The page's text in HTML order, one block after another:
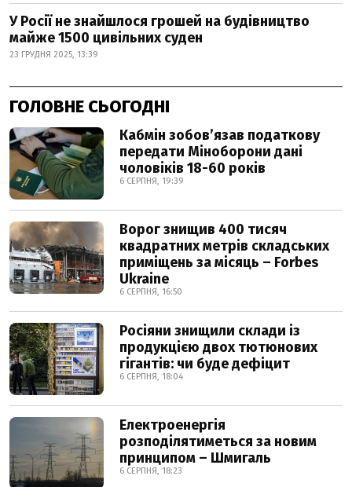
У Росії не знайшлося грошей на будівництво
майже 1500 цивільних суден
23 ГРУДНЯ 2025, 13:39
ГОЛОВНЕ СЬОГОДНІ
Кабмін зобовʼязав податкову
передати Міноборони дані
чоловіків 18-60 років
6 СЕРПНЯ, 19:39
Ворог знищив 400 тисяч
квадратних метрів складських
приміщень за місяць – Forbes
Ukraine
6 СЕРПНЯ, 16:50
Росіяни знищили склади із
продукцією двох тютюнових
гігантів: чи буде дефіцит
6 СЕРПНЯ, 18:04
Електроенергія
розподілятиметься за новим
принципом – Шмигаль
6 СЕРПНЯ, 18:23